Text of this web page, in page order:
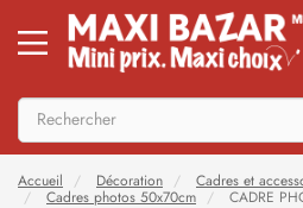
Accueil Décoration Cadres et
Cadres photos 50x70cm
CADRE